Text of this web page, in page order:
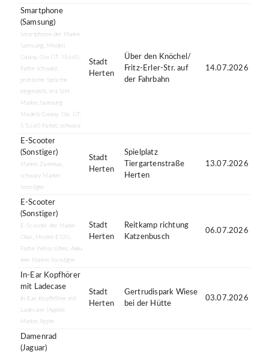
Smartphone
(Samsung)
Smartphone der Marke
Samsung, Modell
Galaxy Gio GT-S5660,
Farbe schwarz,
polnische Sprache
eingestellt, mit SIM
Marke: Samsung
Modell: Galaxy Gio GT-
S 5660 Farbe: schwarz
Stadt
Herten
Über den Knöchel/
Fritz-Erler-Str. auf
der Fahrbahn
14.07.2026
E-Scooter
(Sonstiger)
Marke: Zamelux,
schwarz Marke:
Sonstiger
Stadt
Herten
Spielplatz
Tiergartenstraße
Herten
13.07.2026
E-Scooter
(Sonstiger)
E-Scooter der Marke
Okai, Modell ES20,
Farbe Weiss silber, Akku
leer Marke: Sonstiger
Stadt
Herten
Reitkamp richtung
Katzenbusch
06.07.2026
In-Ear Kopfhörer
mit Ladecase
In-Ear-Kopfhöher mit
Ladecase (Apple)
Marke: Apple
Stadt
Herten
Gertrudispark Wiese
bei der Hütte
03.07.2026
Damenrad
(Jaguar)